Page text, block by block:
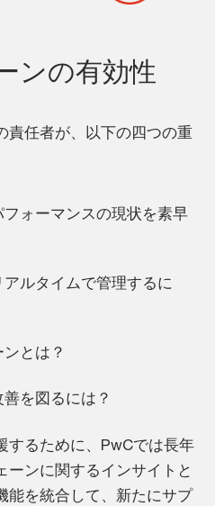
ンの有効性
責任者が、以下の四つの重
ォーマンスの現状を素早
ルタイムで管理するに
とは？
を図るには？
するために、PwCでは長年
ーンに関するインサイトと
能を統合して、新たにサプ